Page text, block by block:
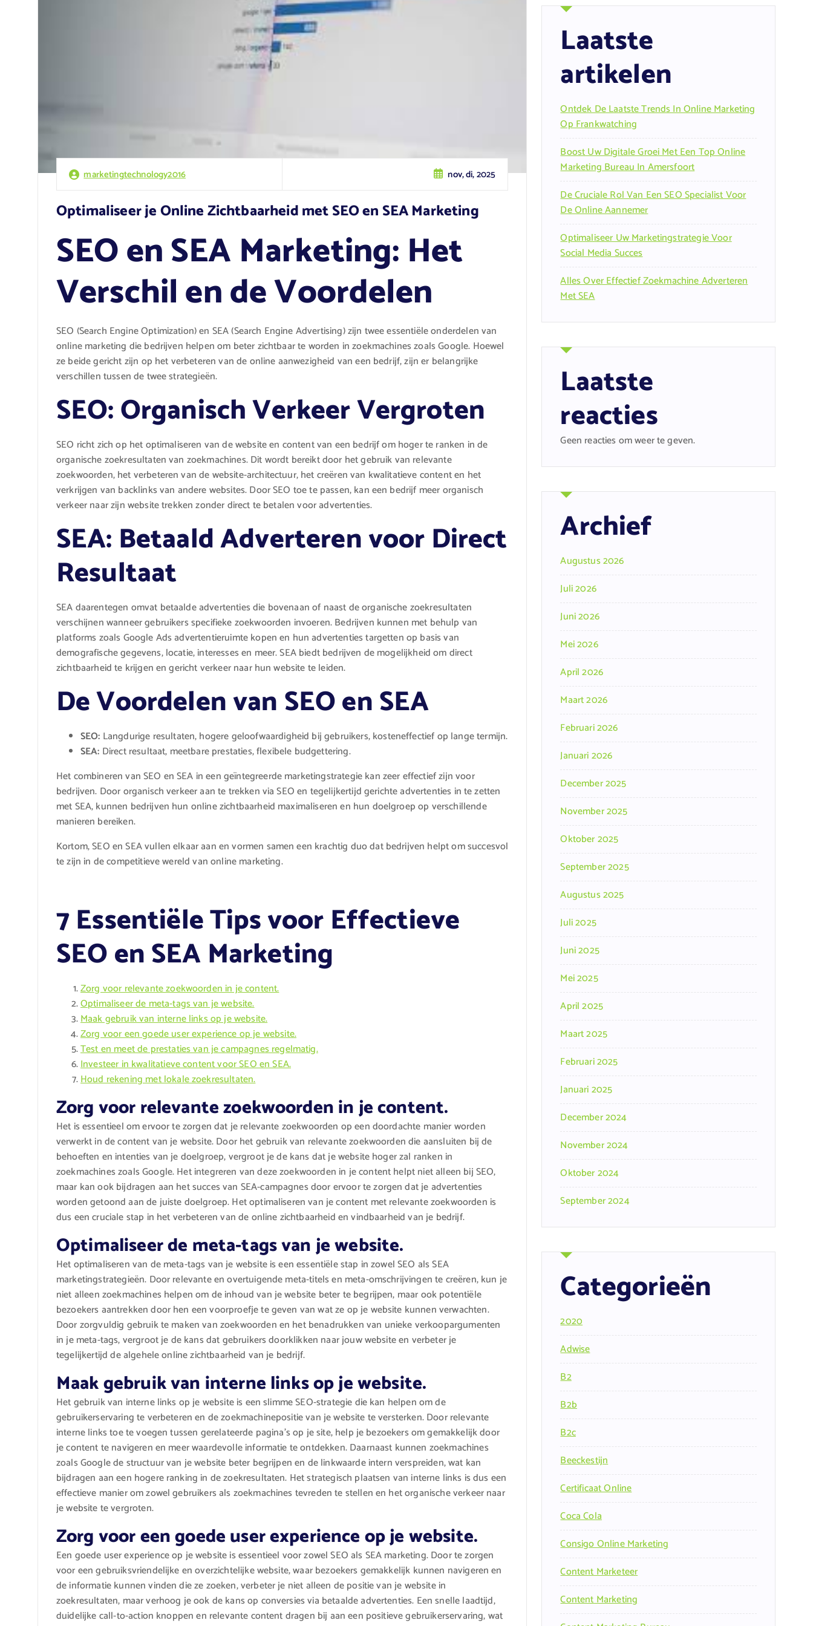
marketingtechnology2016 nov, di, 2025
Optimaliseer je Online Zichtbaarheid met SEO en SEA Marketing
SEO en SEA Marketing: Het
Verschil en de Voordelen
SEO (Search Engine Optimization) en SEA (Search Engine Advertising) zijn twee essentiële onderdelen van
online marketing die bedrijven helpen om beter zichtbaar te worden in zoekmachines zoals Google. Hoewel
ze beide gericht zijn op het verbeteren van de online aanwezigheid van een bedrijf, zijn er belangrijke
verschillen tussen de twee strategieën.
SEO: Organisch Verkeer Vergroten
SEO richt zich op het optimaliseren van de website en content van een bedrijf om hoger te ranken in de
organische zoekresultaten van zoekmachines. Dit wordt bereikt door het gebruik van relevante
zoekwoorden, het verbeteren van de website-architectuur, het creëren van kwalitatieve content en het
verkrijgen van backlinks van andere websites. Door SEO toe te passen, kan een bedrijf meer organisch
verkeer naar zijn website trekken zonder direct te betalen voor advertenties.
SEA: Betaald Adverteren voor Direct
Resultaat
SEA daarentegen omvat betaalde advertenties die bovenaan of naast de organische zoekresultaten
verschijnen wanneer gebruikers specifieke zoekwoorden invoeren. Bedrijven kunnen met behulp van
platforms zoals Google Ads advertentieruimte kopen en hun advertenties targetten op basis van
demografische gegevens, locatie, interesses en meer. SEA biedt bedrijven de mogelijkheid om direct
zichtbaarheid te krijgen en gericht verkeer naar hun website te leiden.
De Voordelen van SEO en SEA
SEO: Langdurige resultaten, hogere geloofwaardigheid bij gebruikers, kosteneffectief op lange termijn.
SEA: Direct resultaat, meetbare prestaties, flexibele budgettering.
Het combineren van SEO en SEA in een geïntegreerde marketingstrategie kan zeer effectief zijn voor
bedrijven. Door organisch verkeer aan te trekken via SEO en tegelijkertijd gerichte advertenties in te zetten
met SEA, kunnen bedrijven hun online zichtbaarheid maximaliseren en hun doelgroep op verschillende
manieren bereiken.
Kortom, SEO en SEA vullen elkaar aan en vormen samen een krachtig duo dat bedrijven helpt om succesvol
te zijn in de competitieve wereld van online marketing.
7 Essentiële Tips voor Effectieve
SEO en SEA Marketing
Zorg voor relevante zoekwoorden in je content.
Optimaliseer de meta-tags van je website.
Maak gebruik van interne links op je website.
Zorg voor een goede user experience op je website.
Test en meet de prestaties van je campagnes regelmatig.
Investeer in kwalitatieve content voor SEO en SEA.
Houd rekening met lokale zoekresultaten.
Zorg voor relevante zoekwoorden in je content.
Het is essentieel om ervoor te zorgen dat je relevante zoekwoorden op een doordachte manier worden
verwerkt in de content van je website. Door het gebruik van relevante zoekwoorden die aansluiten bij de
behoeften en intenties van je doelgroep, vergroot je de kans dat je website hoger zal ranken in
zoekmachines zoals Google. Het integreren van deze zoekwoorden in je content helpt niet alleen bij SEO,
maar kan ook bijdragen aan het succes van SEA-campagnes door ervoor te zorgen dat je advertenties
worden getoond aan de juiste doelgroep. Het optimaliseren van je content met relevante zoekwoorden is
dus een cruciale stap in het verbeteren van de online zichtbaarheid en vindbaarheid van je bedrijf.
Optimaliseer de meta-tags van je website.
Het optimaliseren van de meta-tags van je website is een essentiële stap in zowel SEO als SEA
marketingstrategieën. Door relevante en overtuigende meta-titels en meta-omschrijvingen te creëren, kun je
niet alleen zoekmachines helpen om de inhoud van je website beter te begrijpen, maar ook potentiële
bezoekers aantrekken door hen een voorproefje te geven van wat ze op je website kunnen verwachten.
Door zorgvuldig gebruik te maken van zoekwoorden en het benadrukken van unieke verkoopargumenten
in je meta-tags, vergroot je de kans dat gebruikers doorklikken naar jouw website en verbeter je
tegelijkertijd de algehele online zichtbaarheid van je bedrijf.
Maak gebruik van interne links op je website.
Het gebruik van interne links op je website is een slimme SEO-strategie die kan helpen om de
gebruikerservaring te verbeteren en de zoekmachinepositie van je website te versterken. Door relevante
interne links toe te voegen tussen gerelateerde pagina’s op je site, help je bezoekers om gemakkelijk door
je content te navigeren en meer waardevolle informatie te ontdekken. Daarnaast kunnen zoekmachines
zoals Google de structuur van je website beter begrijpen en de linkwaarde intern verspreiden, wat kan
bijdragen aan een hogere ranking in de zoekresultaten. Het strategisch plaatsen van interne links is dus een
effectieve manier om zowel gebruikers als zoekmachines tevreden te stellen en het organische verkeer naar
je website te vergroten.
Zorg voor een goede user experience op je website.
Een goede user experience op je website is essentieel voor zowel SEO als SEA marketing. Door te zorgen
voor een gebruiksvriendelijke en overzichtelijke website, waar bezoekers gemakkelijk kunnen navigeren en
de informatie kunnen vinden die ze zoeken, verbeter je niet alleen de positie van je website in
zoekresultaten, maar verhoog je ook de kans op conversies via betaalde advertenties. Een snelle laadtijd,
duidelijke call-to-action knoppen en relevante content dragen bij aan een positieve gebruikerservaring, wat
Laatste
artikelen
Ontdek De Laatste Trends In Online Marketing
Op Frankwatching
Boost Uw Digitale Groei Met Een Top Online
Marketing Bureau In Amersfoort
De Cruciale Rol Van Een SEO Specialist Voor
De Online Aannemer
Optimaliseer Uw Marketingstrategie Voor
Social Media Succes
Alles Over Effectief Zoekmachine Adverteren
Met SEA
Laatste
reacties
Geen reacties om weer te geven.
Archief
Augustus 2026
Juli 2026
Juni 2026
Mei 2026
April 2026
Maart 2026
Februari 2026
Januari 2026
December 2025
November 2025
Oktober 2025
September 2025
Augustus 2025
Juli 2025
Juni 2025
Mei 2025
April 2025
Maart 2025
Februari 2025
Januari 2025
December 2024
November 2024
Oktober 2024
September 2024
Categorieën
2020
Adwise
B2
B2b
B2c
Beeckestijn
Certificaat Online
Coca Cola
Consigo Online Marketing
Content Marketeer
Content Marketing